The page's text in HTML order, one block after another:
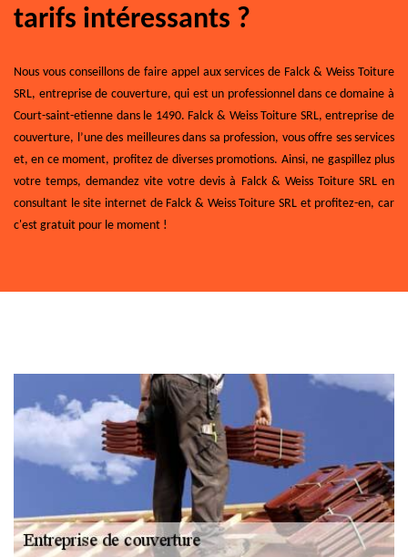
tarifs intéressants ?
Nous vous conseillons de faire appel aux services de Falck & Weiss Toiture
SRL, entreprise de couverture, qui est un professionnel dans ce domaine à
Court-saint-etienne dans le 1490. Falck & Weiss Toiture SRL, entreprise de
couverture, l’une des meilleures dans sa profession, vous offre ses services
et, en ce moment, profitez de diverses promotions. Ainsi, ne gaspillez plus
votre temps, demandez vite votre devis à Falck & Weiss Toiture SRL en
consultant le site internet de Falck & Weiss Toiture SRL et profitez-en, car
c'est gratuit pour le moment !